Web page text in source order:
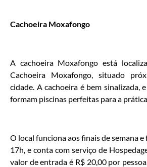
Cachoeira Moxafongo
A cachoeira Moxafongo está
Cachoeira Moxafongo, situado
cidade. A cachoeira é bem sinalizada,
formam piscinas perfeitas para a
O local funciona aos finais de semana
17h, e conta com serviço de
valor de entrada é R$ 20,00 por